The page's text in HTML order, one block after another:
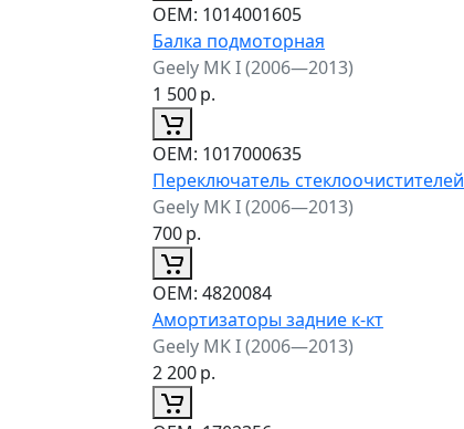
ОЕМ: 1014001605
Балка подмоторная
Geely MK I (2006—2013)
1 500р.
ОЕМ: 1017000635
Переключатель стеклоочистителей
Geely MK I (2006—2013)
700р.
ОЕМ: 4820084
Амортизаторы задние к-кт
Geely MK I (2006—2013)
2 200р.